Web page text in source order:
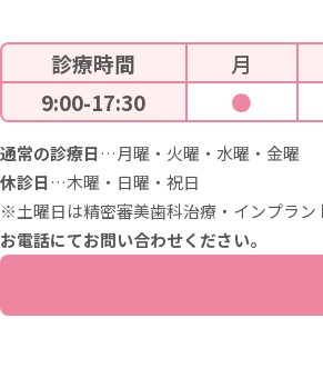
診療時間 月
9:00-17:30
●
通常の診療日…月曜・火曜・水曜・金曜
休診日…木曜・日曜・祝日
※土曜日は精密審美歯科治療・インプラ
お電話にてお問い合わせください。